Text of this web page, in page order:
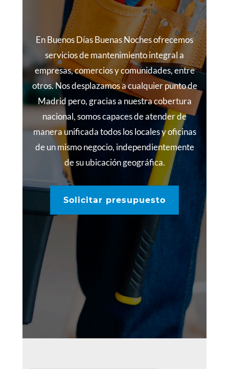
En Buenos Días Buenas Noches ofrecemos
servicios de mantenimiento integral a
empresas, comercios y comunidades, entre
otros. Nos desplazamos a cualquier punto de
Madrid pero, gracias a nuestra cobertura
nacional, somos capaces de atender de
manera unificada todos los locales y oficinas
de un mismo negocio, independientemente
de su ubicación geográfica.
Solicitar presupuesto